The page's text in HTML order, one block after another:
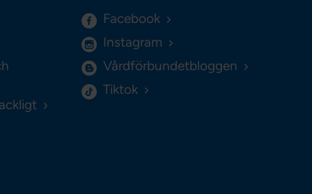
Facebook
Instagram
Vårdförbundetbloggen
Tiktok